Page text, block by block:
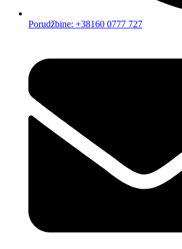
Porudžbine: +38160 0777 727